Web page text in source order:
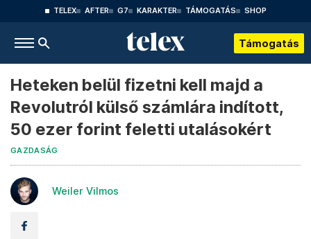
TELEX AFTER G7 KARAKTER TÁMOGATÁS SHOP
Támogatás
Heteken belül fizetni kell majd a
Revolutról külső számlára indított,
50 ezer forint feletti utalásokért
GAZDASÁG
Weiler Vilmos